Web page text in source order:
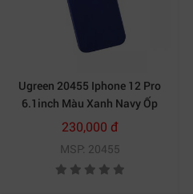
Ugreen 20455 Iphone 12 Pro
6.1inch Màu Xanh Navy Ốp
Lưng điện thoại Silicone
LP418 20020455
230,000 đ
MSP: 20455